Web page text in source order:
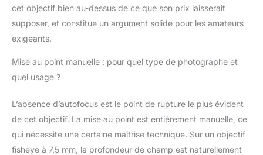
couvrir l'ensemble du
champ de vision. Le
l'exposition de 10
l'utilisation d'un
diaphragme plus grand
ou d'une vitesse
d'obturation plus
longue que la normale.
cet objectif bien au-dessus de ce que son prix laisserait
supposer, et constitue un argument solide pour les amateurs
exigeants.
Mise au point manuelle : pour quel type de photographe et
quel usage ?
L’absence d’autofocus est le point de rupture le plus évident
de cet objectif. La mise au point est entièrement manuelle, ce
qui nécessite une certaine maîtrise technique. Sur un objectif
fisheye à 7,5 mm, la profondeur de champ est naturellement